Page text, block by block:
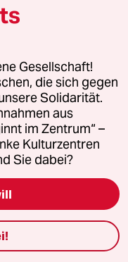
Geburtsdatum
zu, die Roller
oder einer
Hätte so einen
weil die
Verkehr geht
genommen
der einzige
rollern wie er
gut wenn man
Gesellschaft!
die sich gegen
Solidarität.
aus
im Zentrum“ –
Kulturzentren
Sie dabei?